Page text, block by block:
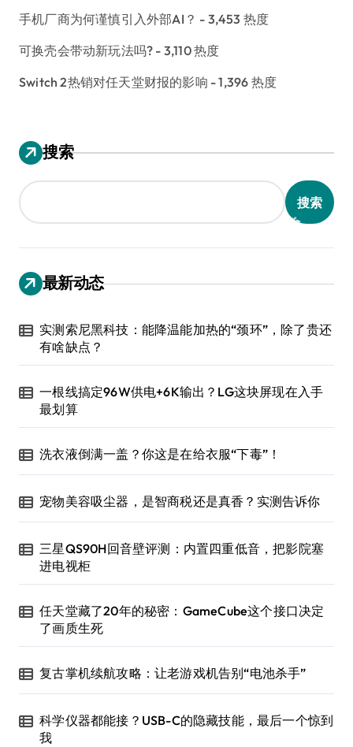
手机厂商为何谨慎引入外部AI？ - 3,453 热度
可换壳会带动新玩法吗? - 3,110 热度
Switch 2热销对任天堂财报的影响 - 1,396 热度
搜索
搜索
最新动态
实测索尼黑科技：能降温能加热的“颈环”，除了贵还
有啥缺点？
一根线搞定96W供电+6K输出？LG这块屏现在入手
最划算
洗衣液倒满一盖？你这是在给衣服“下毒”！
宠物美容吸尘器，是智商税还是真香？实测告诉你
三星QS90H回音壁评测：内置四重低音，把影院塞
进电视柜
任天堂藏了20年的秘密：GameCube这个接口决定
了画质生死
复古掌机续航攻略：让老游戏机告别“电池杀手”
科学仪器都能接？USB-C的隐藏技能，最后一个惊到
我